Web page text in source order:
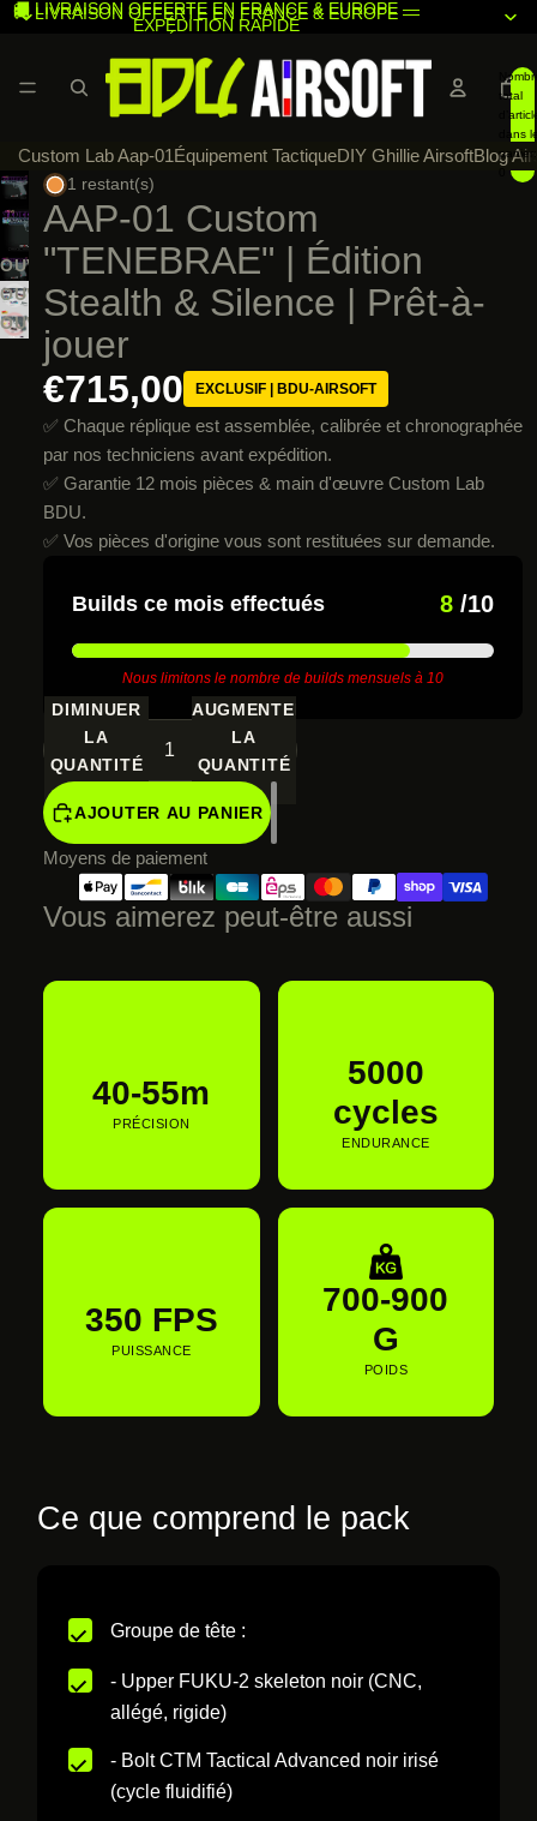
🚚 LIVRAISON OFFERTE EN FRANCE & EUROPE —
EXPÉDITION RAPIDE
🚚 LIVRAISON OFFERTE EN FRANCE & EUROPE —
total
dans
panier:
Custom Lab Aap-01Équipement TactiqueDIY Ghillie AirsoftBlog
OUVRIR
L’IMAGE
EN
PLEIN
ÉCRAN
OUVRIR
L’IMAGE
PLEIN
ÉCRAN
OUVRIR
L’IMAGE
PLEIN
ÉCRAN
1 restant(s)
AAP-01 Custom
"TENEBRAE" | Édition
Stealth & Silence | Prêt-à-
jouer
€715,00
EXCLUSIF | BDU-AIRSOFT
✅ Chaque réplique est assemblée, calibrée et chronographée
par nos techniciens avant expédition.
✅ Garantie 12 mois pièces & main d'œuvre Custom Lab
BDU.
✅ Vos pièces d'origine vous sont restituées sur demande.
Builds ce mois effectués 8 /10
Nous limitons le nombre de builds mensuels à 10
DIMINUER
LA
QUANTITÉ
AUGMENTER
LA
QUANTITÉ
AJOUTER AU PANIER
Moyens de paiement
Vous aimerez peut-être aussi
40-55m
PRÉCISION
5000
cycles
ENDURANCE
350 FPS
PUISSANCE
700-900
G
POIDS
Ce que comprend le pack
Groupe de tête :
- Upper FUKU-2 skeleton noir (CNC,
allégé, rigide)
- Bolt CTM Tactical Advanced noir irisé
(cycle fluidifié)